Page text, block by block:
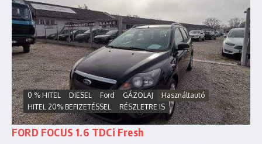
0 % HITEL DIESEL Ford GÁZOLAJ
Használtautó
HITEL 20% BEFIZETÉSSEL
RÉSZLETRE IS
FORD FOCUS 1.6 TDCi Fresh